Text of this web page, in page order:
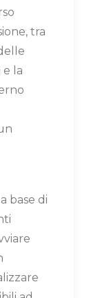
tra
e la
base di